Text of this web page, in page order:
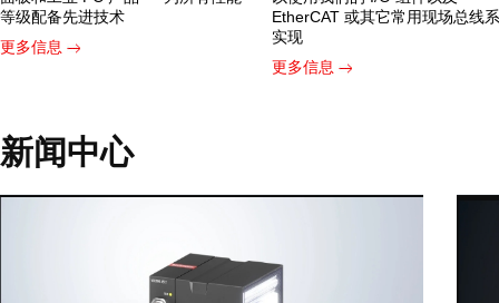
等级配备先进技术
更多信息
EtherCAT 或其它常用现场总线
实现
更多信息
新闻中心